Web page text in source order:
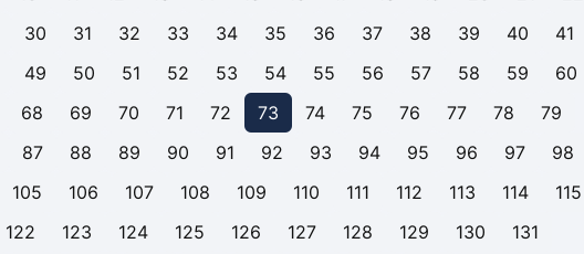
30 31 32 33 34 35 36 37 38 39 40
41
49 50 51 52 53 54 55 56 57 58 59
60
68 69 70 71 72 73 74 75 76 77 78
79
87 88 89 90 91 92 93 94 95 96 97
98
105 106 107 108 109 110 111 112 113 114
115
122 123 124 125 126 127 128 129 130
131